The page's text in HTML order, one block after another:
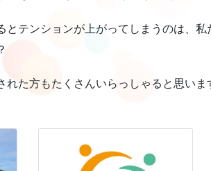
とテンションが上がってしまうのは、
れた方もたくさんいらっしゃると思い